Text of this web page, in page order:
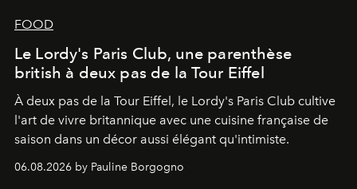
FOOD
Le Lordy's Paris Club, une parenthèse
british à deux pas de la Tour Eiffel
À deux pas de la Tour Eiffel, le Lordy's Paris Club cultive
l'art de vivre britannique avec une cuisine française de
saison dans un décor aussi élégant qu'intimiste.
06.08.2026 by Pauline Borgogno